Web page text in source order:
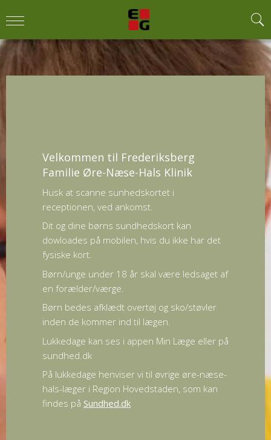
Velkommen til Frederiksberg
Familie Øre-Næse-Hals Klinik
Husk at scanne sunhedskortet i
receptionen, ved ankomst.
Dit og dine børns sundhedskort kan
dowloades på mobilen, hvis du ikke har det
fysiske kort.
Børn/unge under 18 år skal være ledsaget af
en forælder/værge.
Børn bedes afklædt overtøj og sko/støvler
inden de kommer ind til lægen.
Lukkedage kan ses i appen Min Læge eller på
sundhed.dk
På lukkedage henviser vi til øvrige øre-næse-
hals-læger i Region Hovedstaden, som kan
findes på Sundhed.dk